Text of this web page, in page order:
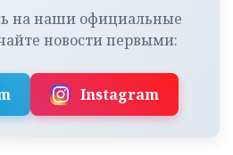
на наши официальные
новости первыми:
Instagram